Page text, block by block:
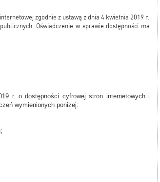
zgodnie z ustawą z dnia 4 kwietnia 2019 r.
Oświadczenie w sprawie dostępności ma
r. o dostępności cyfrowej stron internetowych i
wymienionych poniżej: